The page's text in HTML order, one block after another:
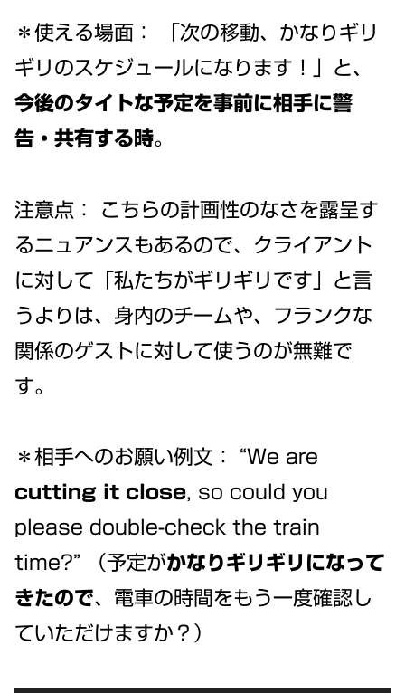
＊使える場面： 「次の移動、かなりギリ
ギリのスケジュールになります！」と、
今後のタイトな予定を事前に相手に警
告・共有する時。
注意点： こちらの計画性のなさを露呈す
るニュアンスもあるので、クライアント
に対して「私たちがギリギリです」と言
うよりは、身内のチームや、フランクな
関係のゲストに対して使うのが無難で
す。
＊相手へのお願い例文： “We are
cutting it close, so could you
please double-check the train
time?” （予定がかなりギリギリになって
きたので、電車の時間をもう一度確認し
ていただけますか？）